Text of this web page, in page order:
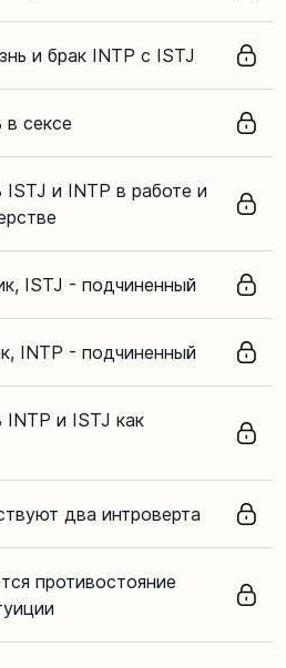
и брак INTP с ISTJ
сексе
и INTP в работе и
ISTJ - подчиненный
INTP - подчиненный
и ISTJ как
два интроверта
противостояние